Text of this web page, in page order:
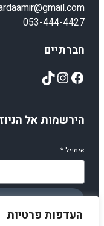
העדפות פרטיות
053-444-4427
חברתיים
Facebook
Instagram
TikTok
הירשמות אל
אימייל*